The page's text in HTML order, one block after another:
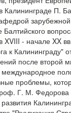
Калининграде П.
- начале XX
к Калининграду"
после второй
международное
проблемы,
Г. М.